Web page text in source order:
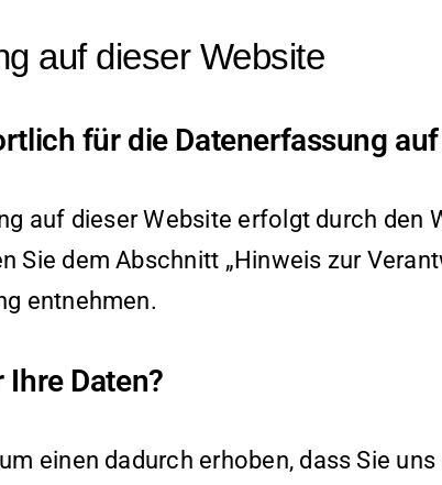
auf dieser Website
für die Datenerfassung
auf dieser Website erfolgt durch den
Sie dem Abschnitt „Hinweis zur
entnehmen.
Daten?
einen dadurch erhoben, dass Sie